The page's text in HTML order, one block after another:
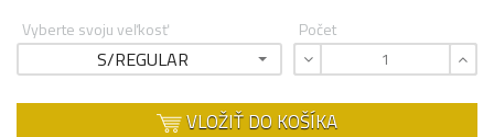
Vyberte svoju veľkosť
S/REGULAR
Počet
VLOŽIŤ DO KOŠÍKA